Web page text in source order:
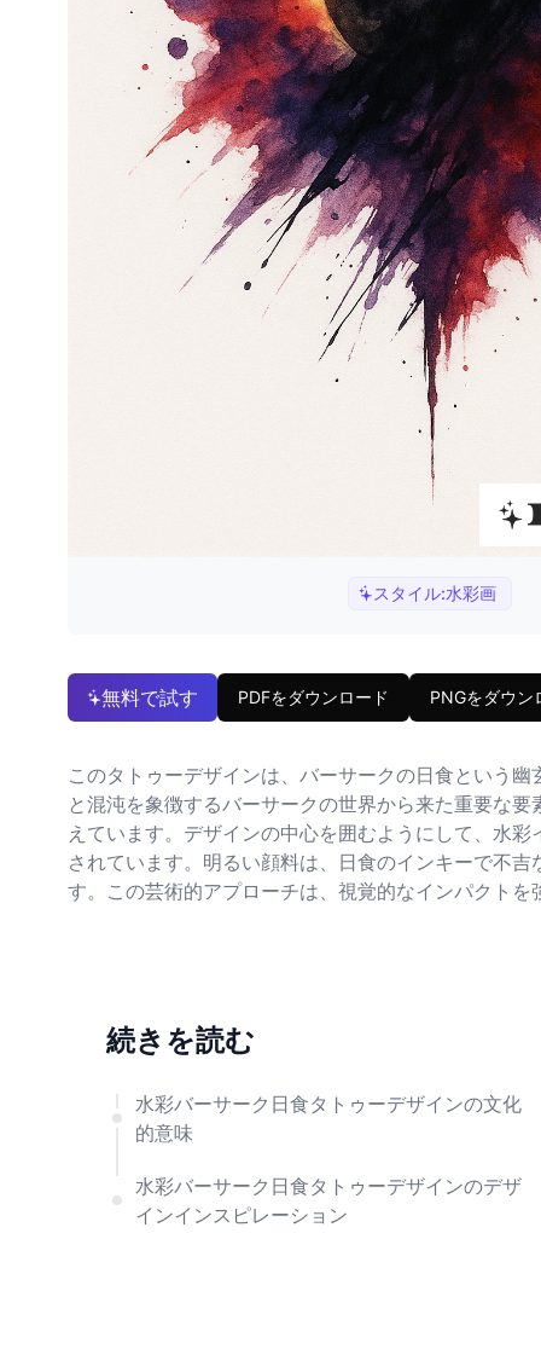
スタイル:水彩画
無料で試す PDFをダウンロード PNGをダウン
このタトゥーデザインは、バーサークの日食という
と混沌を象徴するバーサークの世界から来た重要な
えています。デザインの中心を囲むようにして、水
されています。明るい顔料は、日食のインキーで不
す。この芸術的アプローチは、視覚的なインパクト
続きを読む
水彩バーサーク日食タトゥーデザインの文化
的意味
水彩バーサーク日食タトゥーデザインのデザ
インインスピレーション